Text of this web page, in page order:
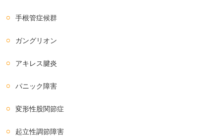
手根管症候群
ガングリオン
アキレス腱炎
パニック障害
変形性股関節症
起立性調節障害